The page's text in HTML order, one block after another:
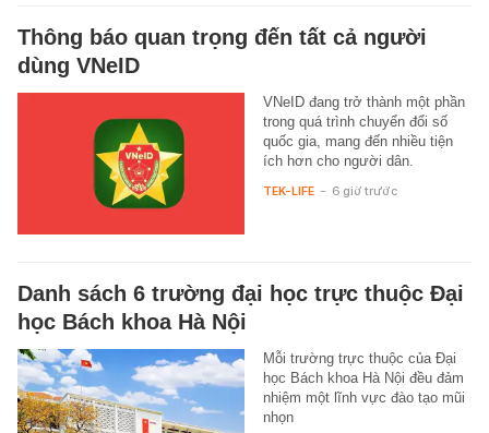
Thông báo quan trọng đến tất cả người
dùng VNeID
VNeID đang trở thành một phần
trong quá trình chuyển đổi số
quốc gia, mang đến nhiều tiện
ích hơn cho người dân.
TEK-LIFE - 6 giờ trước
Danh sách 6 trường đại học trực thuộc Đại
học Bách khoa Hà Nội
Mỗi trường trực thuộc của Đại
học Bách khoa Hà Nội đều đảm
nhiệm một lĩnh vực đào tạo mũi
nhọn